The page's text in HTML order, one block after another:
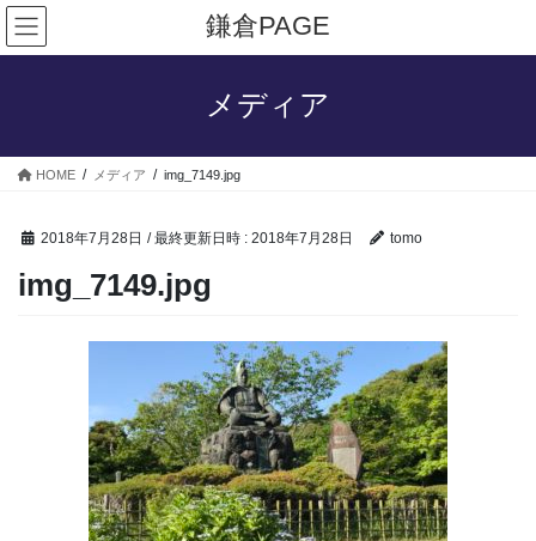
コ
ン
テ
ス
ナ
ビ
ゲ
ン
鎌倉PAGE
メディア
HOME メディア img_7149.jpg
2018年7月28日 / 最終更新日時 : 2018年7月28日 tomo
img_7149.jpg